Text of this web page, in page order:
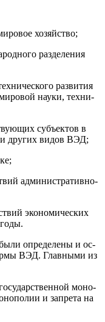
хозяйство;
разделения
развития
науки, техни­
субъектов в
других видов ВЭД;
административно-
экономических
определены и ос­
ВЭД. Главными из
моно­
и запрета на